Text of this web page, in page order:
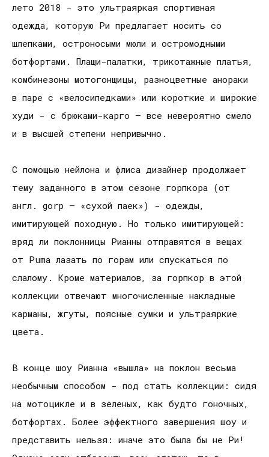
лето 2018 - это ультраяркая спортивная
одежда, которую Ри предлагает носить со
шлепками, остроносыми мюли и остромодными
ботфортами. Плащи-палатки, трикотажные платья,
комбинезоны мотогонщицы, разноцветные анораки
в паре с «велосипедками» или короткие и широкие
худи - с брюками-карго – все невероятно смело
и в высшей степени непривычно.
С помощью нейлона и флиса дизайнер продолжает
тему заданного в этом сезоне горпкора (от
англ. gorp – «сухой паек») - одежды,
имитирующей походную. Но только имитирующей:
вряд ли поклонницы Рианны отправятся в вещах
от Puma лазать по горам или спускаться по
слалому. Кроме материалов, за горпкор в этой
коллекции отвечают многочисленные накладные
карманы, жгуты, поясные сумки и ультраяркие
цвета.
В конце шоу Рианна «вышла» на поклон весьма
необычным способом - под стать коллекции: сидя
на мотоцикле и в зеленых, как будто гоночных,
ботфортах. Более эффектного завершения шоу и
представить нельзя: иначе это была бы не Ри!